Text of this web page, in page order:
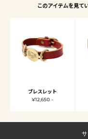
このアイテムを見て
ブレスレット
¥12,650 -